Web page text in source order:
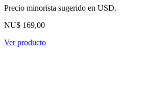
Precio minorista sugerido en USD.
NU$ 169,00
Ver producto